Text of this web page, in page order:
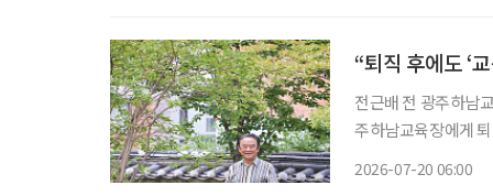
“퇴직 후에도 ‘
전근배 전 광주하남교육장 많은 사람이 퇴직을 인생의 쉼표라고 말한다
주하남교육장에게
2026-07-20 06:00